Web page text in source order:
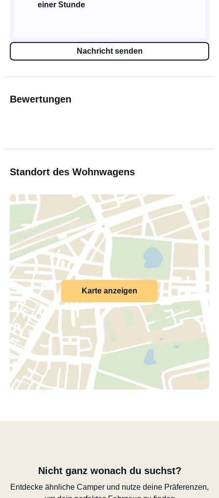
einer Stunde
Nachricht senden
Bewertungen
Standort des Wohnwagens
Karte anzeigen
Nicht ganz wonach du suchst?
Entdecke ähnliche Camper und nutze deine Präferenzen,